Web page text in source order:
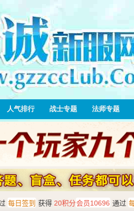
人气排行 战士专题 法师专题